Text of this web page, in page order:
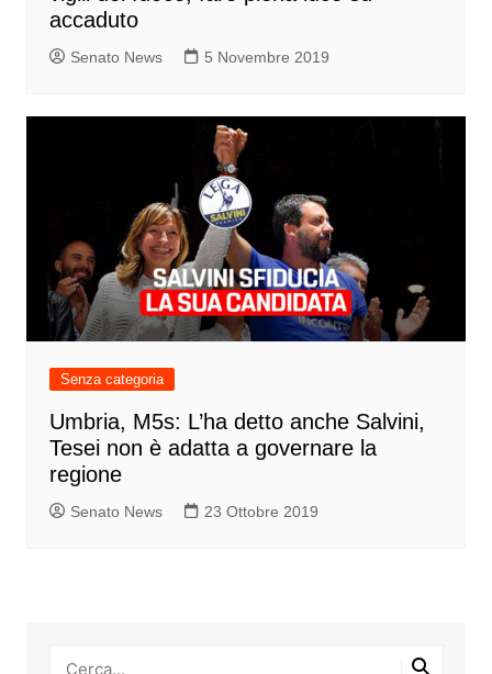
accaduto
Senato News 5 Novembre 2019
Senza categoria
Umbria, M5s: L’ha detto anche Salvini,
Tesei non è adatta a governare la
regione
Senato News 23 Ottobre 2019